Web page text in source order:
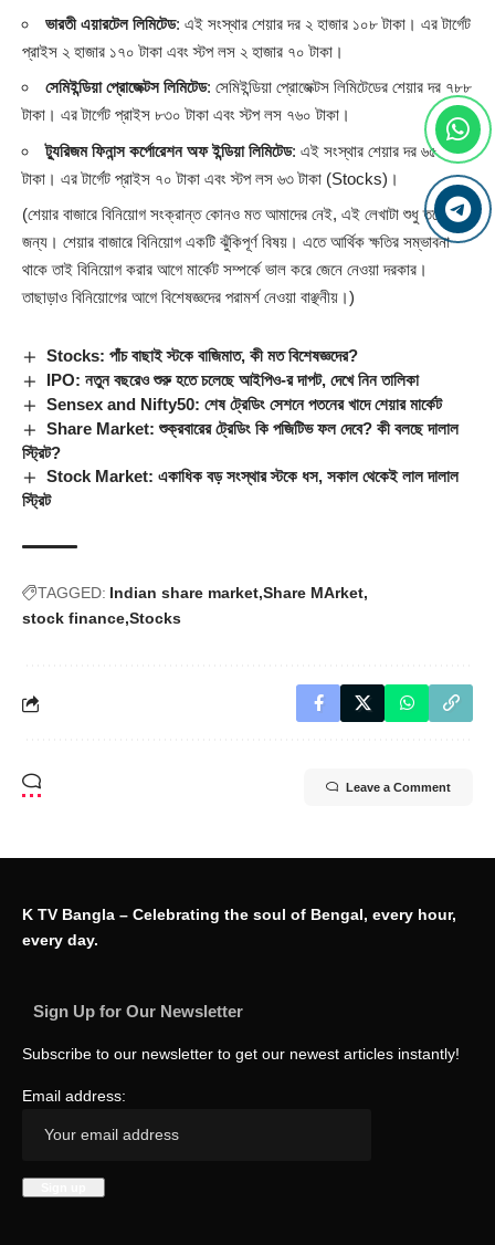
ভারতী এয়ারটেল লিমিটেড: এই সংস্থার শেয়ার দর ২ হাজার ১০৮ টাকা। এর টার্গেট
প্রাইস ২ হাজার ১৭০ টাকা এবং স্টপ লস ২ হাজার ৭০ টাকা।
সেমিইন্ডিয়া প্রোজেক্টস লিমিটেড: সেমিইন্ডিয়া প্রোজেক্টস লিমিটেডের শেয়ার দর ৭৮৮
টাকা। এর টার্গেট প্রাইস ৮৩০ টাকা এবং স্টপ লস ৭৬০ টাকা।
ট্যুরিজম ফিনান্স কর্পোরেশন অফ ইন্ডিয়া লিমিটেড: এই সংস্থার শেয়ার দর ৬৫
টাকা। এর টার্গেট প্রাইস ৭০ টাকা এবং স্টপ লস ৬৩ টাকা (Stocks)।
(শেয়ার বাজারে বিনিয়োগ সংক্রান্ত কোনও মত আমাদের নেই, এই লেখাটা শুধু তথ্যের
জন্য। শেয়ার বাজারে বিনিয়োগ একটি ঝুঁকিপূর্ণ বিষয়। এতে আর্থিক ক্ষতির সম্ভাবনা
থাকে তাই বিনিয়োগ করার আগে মার্কেট সম্পর্কে ভাল করে জেনে নেওয়া দরকার।
তাছাড়াও বিনিয়োগের আগে বিশেষজ্ঞদের পরামর্শ নেওয়া বাঞ্ছনীয়।)
Stocks: পাঁচ বাছাই স্টকে বাজিমাত, কী মত বিশেষজ্ঞদের?
IPO: নতুন বছরেও শুরু হতে চলেছে আইপিও-র দাপট, দেখে নিন তালিকা
Sensex and Nifty50: শেষ ট্রেডিং সেশনে পতনের খাদে শেয়ার মার্কেট
Share Market: শুক্রবারের ট্রেডিং কি পজিটিভ ফল দেবে? কী বলছে দালাল
স্ট্রিট?
Stock Market: একাধিক বড় সংস্থার স্টকে ধস, সকাল থেকেই লাল দালাল
স্ট্রিট
TAGGED: Indian share market Share MArket
stock finance Stocks
Leave a Comment
K TV Bangla – Celebrating the soul of Bengal, every hour,
every day.
Sign Up for Our Newsletter
Subscribe to our newsletter to get our newest articles instantly!
Email address: